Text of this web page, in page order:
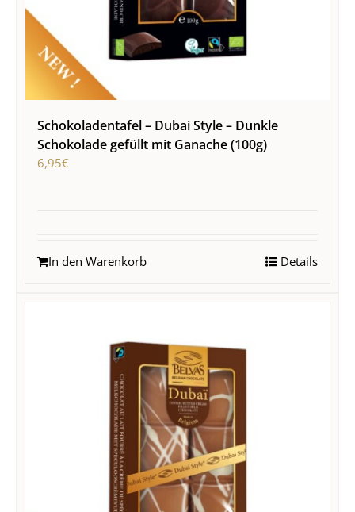
Schokoladentafel – Dubai Style – Dunkle
Schokolade gefüllt mit Ganache (100g)
6,95€
In den Warenkorb Details